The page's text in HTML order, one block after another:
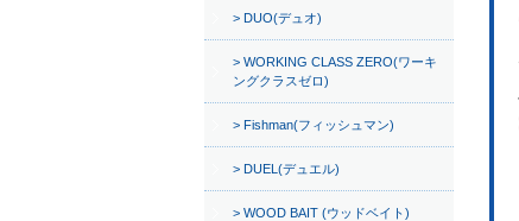
DUO(デュオ)
WORKING CLASS ZERO(ワーキ
ングクラスゼロ)
Fishman(フィッシュマン)
DUEL(デュエル)
WOOD BAIT (ウッドベイト)